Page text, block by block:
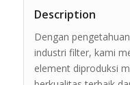
Description
Dengan
industri filter, kami
element diproduksi